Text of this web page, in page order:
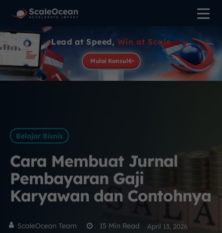
Lead at Speed, Win at Scale
Mulai Konsul
Belajar Bisnis
Cara Membuat Jurnal
Pembayaran Gaji
Karyawan dan Contohnya
ScaleOcean Team 15 Min Read April 13, 2026